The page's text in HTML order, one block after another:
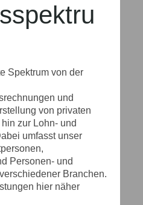
Spektrum von der
und
von privaten
zur Lohn- und
umfasst unser
Personen- und
Branchen.
hier näher